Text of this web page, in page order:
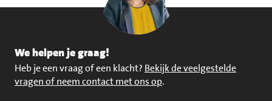
We helpen je graag!
Heb je een vraag of een klacht? Bekijk de veelgestelde
vragen of neem contact met ons op.